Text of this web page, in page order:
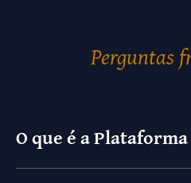
Perguntas
O que é a